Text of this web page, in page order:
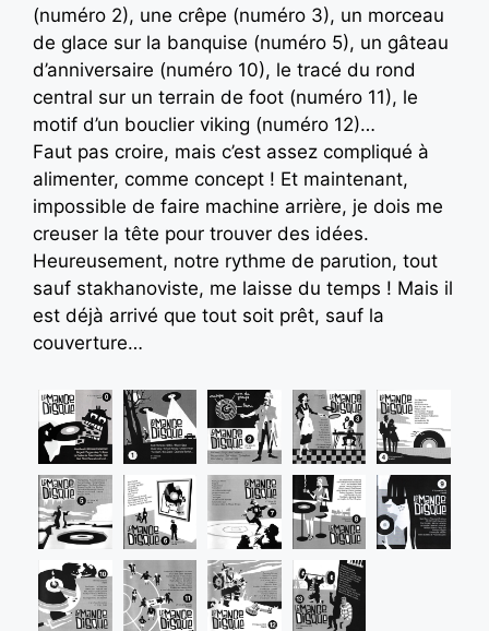
(numéro 2), une crêpe (numéro 3), un morceau
de glace sur la banquise (numéro 5), un gâteau
d’anniversaire (numéro 10), le tracé du rond
central sur un terrain de foot (numéro 11), le
motif d’un bouclier viking (numéro 12)…
Faut pas croire, mais c’est assez compliqué à
alimenter, comme concept ! Et maintenant,
impossible de faire machine arrière, je dois me
creuser la tête pour trouver des idées.
Heureusement, notre rythme de parution, tout
sauf stakhanoviste, me laisse du temps ! Mais il
est déjà arrivé que tout soit prêt, sauf la
couverture…